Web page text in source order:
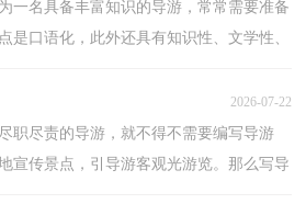
一名具备丰富知识的导游，常常需要准备
是口语化，此外还具有知识性、文学性、
2026-07-22
职尽责的导游，就不得不需要编写导游
宣传景点，引导游客观光游览。那么写导